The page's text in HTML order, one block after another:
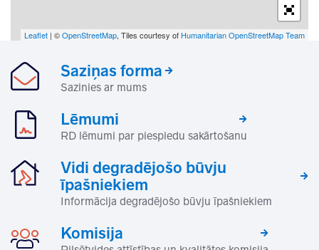
Leaflet | ©OpenStreetMap, Tiles courtesy of Humanitarian OpenStreetMap Team
Saziņas forma
Sazinies ar mums
Lēmumi
RD lēmumi par piespiedu sakārtošanu
Vidi degradējošo būvju
īpašniekiem
Informācija degradējošo būvju īpašniekiem
Komisija